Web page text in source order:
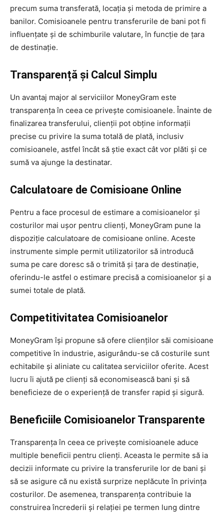
precum suma transferată, locația și metoda de primire a
banilor. Comisioanele pentru transferurile de bani pot fi
influențate și de schimburile valutare, în funcție de țara
de destinație.
Transparență și Calcul Simplu
Un avantaj major al serviciilor MoneyGram este
transparența în ceea ce privește comisioanele. Înainte de
finalizarea transferului, clienții pot obține informații
precise cu privire la suma totală de plată, inclusiv
comisioanele, astfel încât să știe exact cât vor plăti și ce
sumă va ajunge la destinatar.
Calculatoare de Comisioane Online
Pentru a face procesul de estimare a comisioanelor și
costurilor mai ușor pentru clienți, MoneyGram pune la
dispoziție calculatoare de comisioane online. Aceste
instrumente simple permit utilizatorilor să introducă
suma pe care doresc să o trimită și țara de destinație,
oferindu-le astfel o estimare precisă a comisioanelor și a
sumei totale de plată.
Competitivitatea Comisioanelor
MoneyGram își propune să ofere clienților săi comisioane
competitive în industrie, asigurându-se că costurile sunt
echitabile și aliniate cu calitatea serviciilor oferite. Acest
lucru îi ajută pe clienți să economisească bani și să
beneficieze de o experiență de transfer rapid și sigură.
Beneficiile Comisioanelor Transparente
Transparența în ceea ce privește comisioanele aduce
multiple beneficii pentru clienți. Aceasta le permite să ia
decizii informate cu privire la transferurile lor de bani și
să se asigure că nu există surprize neplăcute în privința
costurilor. De asemenea, transparența contribuie la
construirea încrederii și relației pe termen lung dintre